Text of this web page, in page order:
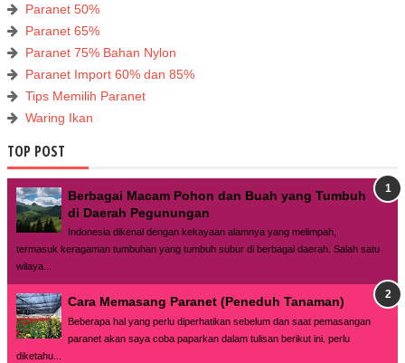
Paranet 50%
Paranet 65%
Paranet 75% Bahan Nylon
Paranet Import 60% dan 85%
Tips Memilih Paranet
Waring Ikan
TOP POST
Berbagai Macam Pohon dan Buah yang Tumbuh
di Daerah Pegunungan
Indonesia dikenal dengan kekayaan alamnya yang melimpah,
termasuk keragaman tumbuhan yang tumbuh subur di berbagai daerah. Salah satu
wilaya...
Cara Memasang Paranet (Peneduh Tanaman)
Beberapa hal yang perlu diperhatikan sebelum dan saat pemasangan
paranet akan saya coba paparkan dalam tulisan berikut ini. perlu
diketahu...